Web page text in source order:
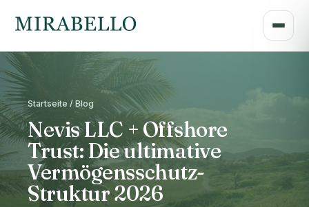
Startseite / Blog
Nevis LLC + Offshore
Trust: Die ultimative
Vermögensschutz-
Struktur 2026